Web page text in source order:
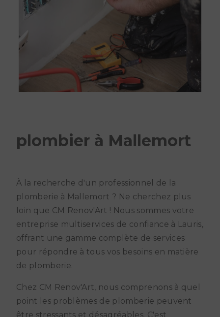
plombier à Mallemort
À la recherche d'un professionnel de la
plomberie à Mallemort ? Ne cherchez plus
loin que CM Renov'Art ! Nous sommes votre
entreprise multiservices de confiance à Lauris,
offrant une gamme complète de services
pour répondre à tous vos besoins en matière
de plomberie.
Chez CM Renov'Art, nous comprenons à quel
point les problèmes de plomberie peuvent
être stressants et désagréables. C'est